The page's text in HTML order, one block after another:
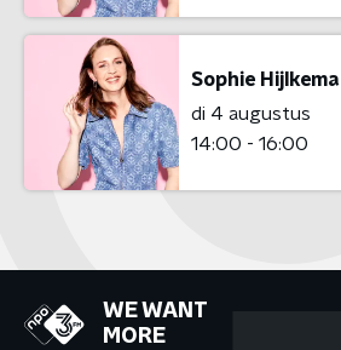
Sophie Hijlkema
di 4 augustus
14:00 - 16:00
WE WANT
MORE